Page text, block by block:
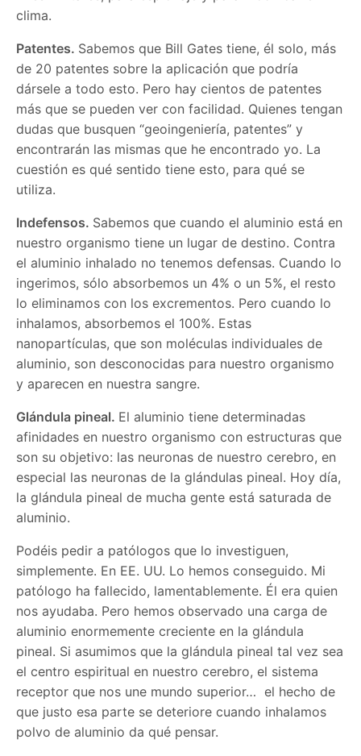
clima.
Patentes. Sabemos que Bill Gates tiene, él solo, más
de 20 patentes sobre la aplicación que podría
dársele a todo esto. Pero hay cientos de patentes
más que se pueden ver con facilidad. Quienes tengan
dudas que busquen “geoingeniería, patentes” y
encontrarán las mismas que he encontrado yo. La
cuestión es qué sentido tiene esto, para qué se
utiliza.
Indefensos. Sabemos que cuando el aluminio está en
nuestro organismo tiene un lugar de destino. Contra
el aluminio inhalado no tenemos defensas. Cuando lo
ingerimos, sólo absorbemos un 4% o un 5%, el resto
lo eliminamos con los excrementos. Pero cuando lo
inhalamos, absorbemos el 100%. Estas
nanopartículas, que son moléculas individuales de
aluminio, son desconocidas para nuestro organismo
y aparecen en nuestra sangre.
Glándula pineal. El aluminio tiene determinadas
afinidades en nuestro organismo con estructuras que
son su objetivo: las neuronas de nuestro cerebro, en
especial las neuronas de la glándulas pineal. Hoy día,
la glándula pineal de mucha gente está saturada de
aluminio.
Podéis pedir a patólogos que lo investiguen,
simplemente. En EE. UU. Lo hemos conseguido. Mi
patólogo ha fallecido, lamentablemente. Él era quien
nos ayudaba. Pero hemos observado una carga de
aluminio enormemente creciente en la glándula
pineal. Si asumimos que la glándula pineal tal vez sea
el centro espiritual en nuestro cerebro, el sistema
receptor que nos une mundo superior… el hecho de
que justo esa parte se deteriore cuando inhalamos
polvo de aluminio da qué pensar.